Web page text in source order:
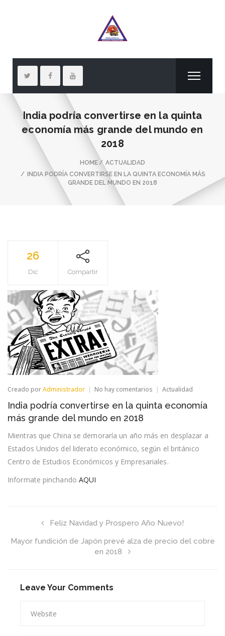
India podría convertirse en la quinta
economía más grande del mundo en
2018
HOME
ACTUALIDAD
INDIA PODRÍA CONVERTIRSE EN LA QUINTA ECONOMÍA MÁS
GRANDE DEL MUNDO EN 2018
26
Dic Compartir
Creado porAdministrador No hay comentarios en
podría
quinta
economía
más
grande
Actualidad
India podría convertirse en la quinta economía
más grande del mundo en 2018
Mientras que China se demoraría un año más en desplazar a
Estados Unidos del liderato económico, según el británico
Centro de Estudios Económicos y Empresariales.
Informate pinchando AQUI
Feliz Navidad y Prospero Año Nuevo!
Mayor fundición de Japón prevé alza de precio del cobre
en 2018
Leave Your Comments